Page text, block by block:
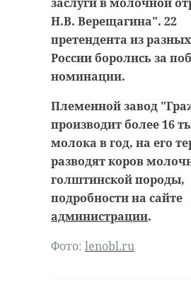
Н.В. Верещагина". 22
претендента из
России боролись за
номинации.
Племенной завод
производит более 16
молока в год, на его
разводят коров
голштинской породы,
подробности на сайте
администрации.
Фото: lenobl.ru
добровольцы
реставрация
Поделиться статьей:
история
Поделиться